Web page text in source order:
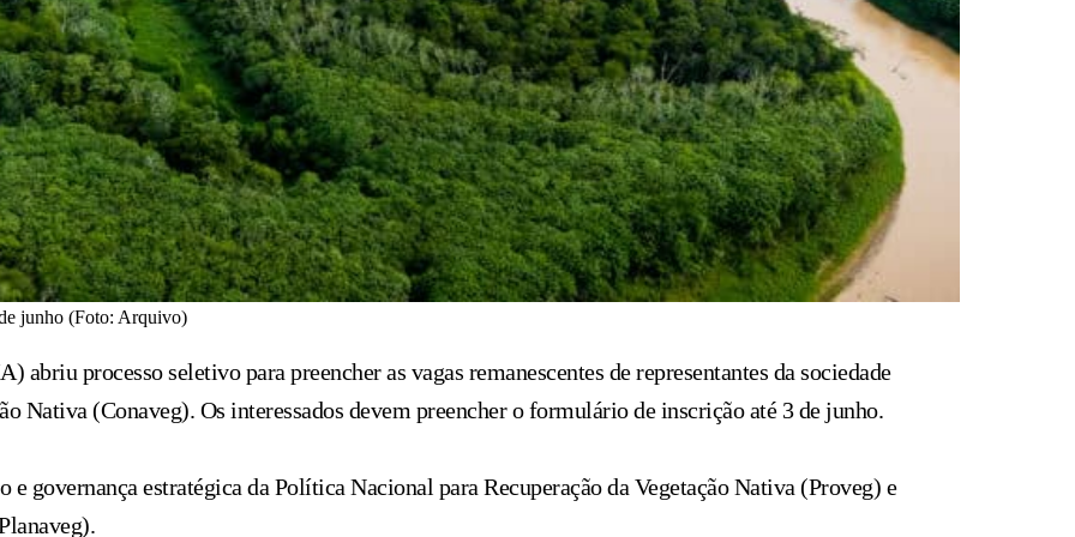
de junho (Foto: Arquivo)
processo seletivo para preencher as vagas remanescentes de representantes da sociedade
Nativa (Conaveg). Os interessados devem preencher o formulário de inscrição até 3 de junho.
e governança estratégica da Política Nacional para Recuperação da Vegetação Nativa (Proveg) e